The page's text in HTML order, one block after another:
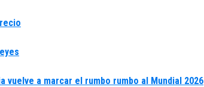
vuelve a marcar el rumbo rumbo al Mundial 2026